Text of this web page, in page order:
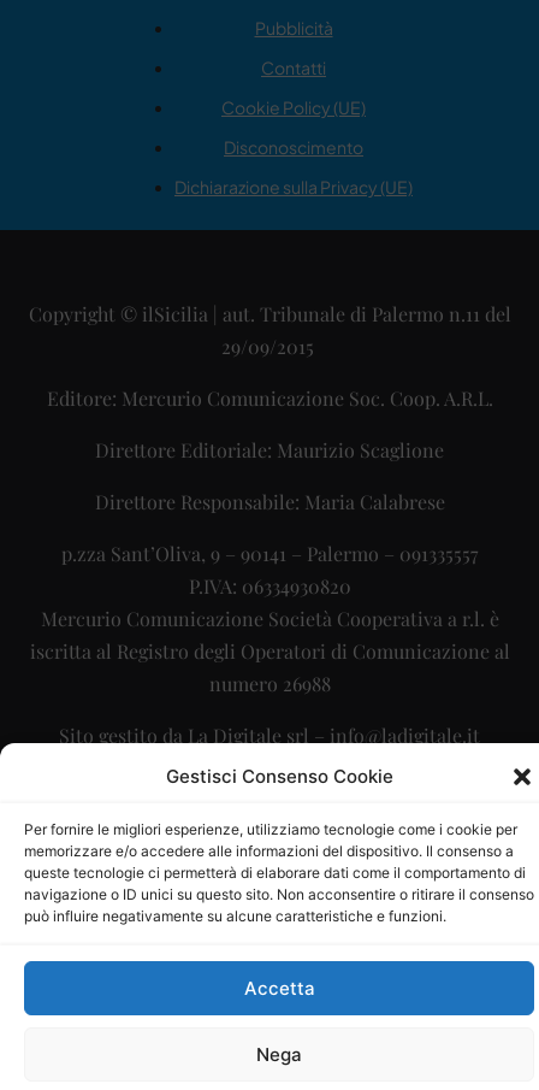
Gestisci Consenso Cookie
Per fornire le migliori esperienze, utilizziamo tecnologie come i cookie per
memorizzare e/o accedere alle informazioni del dispositivo. Il consenso a
queste tecnologie ci permetterà di elaborare dati come il comportamento di
navigazione o ID unici su questo sito. Non acconsentire o ritirare il consenso
può influire negativamente su alcune caratteristiche e funzioni.
Accetta
Nega
Pubblicità
Contatti
Cookie Policy (UE)
Disconoscimento
Dichiarazione sulla Privacy (UE)
Copyright © ilSicilia | aut. Tribunale di Palermo n.11 del
29/09/2015
Editore: Mercurio Comunicazione Soc. Coop. A.R.L.
Direttore Editoriale: Maurizio Scaglione
Direttore Responsabile: Maria Calabrese
p.zza Sant’Oliva, 9 – 90141 – Palermo – 091335557
P.IVA: 06334930820
Mercurio Comunicazione Società Cooperativa a r.l. è
iscritta al Registro degli Operatori di Comunicazione al
numero 26988
Sito gestito da La Digitale srl – info@ladigitale.it